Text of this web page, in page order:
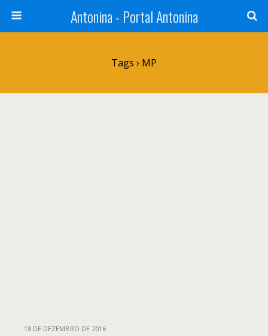
Antonina - Portal Antonina
Tags › MP
18 DE DEZEMBRO DE 2016